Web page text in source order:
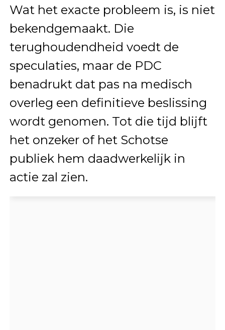
Wat het exacte probleem is, is niet
bekendgemaakt. Die
terughoudendheid voedt de
speculaties, maar de PDC
benadrukt dat pas na medisch
overleg een definitieve beslissing
wordt genomen. Tot die tijd blijft
het onzeker of het Schotse
publiek hem daadwerkelijk in
actie zal zien.